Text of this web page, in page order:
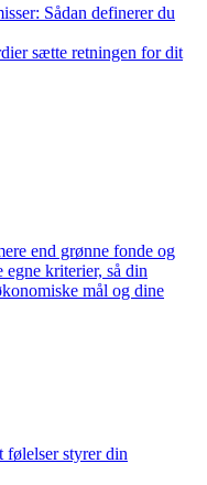
Sådan definerer du
sætte retningen for dit
end grønne fonde og
kriterier, så din
mål og dine
følelser styrer din